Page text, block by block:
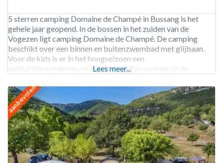
5 sterren camping Domaine de Champé in Bussang is het
gehele jaar geopend. In de bossen in het zuiden van de
Vogezen ligt camping Domaine de Champé. De camping
beschikt over een binnen en buitenzwembad met glijbaan.
Voor de kids is er in het hoogseizoen een
animatieprogramma, en kun je de geiten voeren op de
Lees meer...
aanbevolen